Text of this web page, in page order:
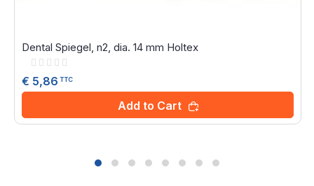
Dental Spiegel, n2, dia. 14 mm Holtex
Rating:
€ 5,86 TTC
Add to Cart